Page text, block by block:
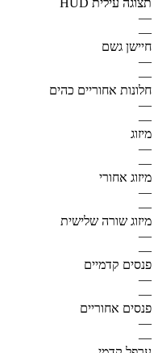
—
—
חיישן גשם
—
—
חלונות אחוריים כהים
—
—
מיזוג
—
—
מיזוג אחורי
—
—
מיזוג שורה שלישית
—
—
פנסים קדמיים
—
—
פנסים אחוריים
—
—